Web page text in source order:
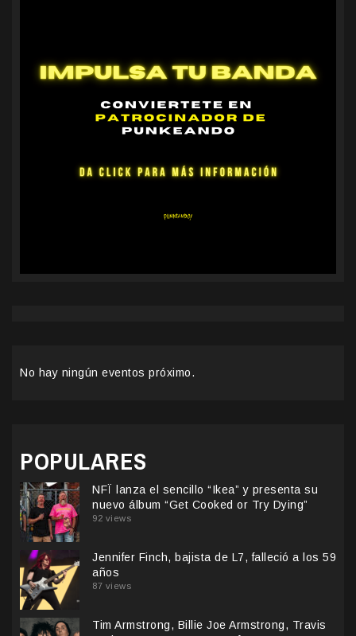
No hay ningún eventos próximo.
POPULARES
NFÏ lanza el sencillo “Ikea” y presenta su
nuevo álbum “Get Cooked or Try Dying”
92 views
Jennifer Finch, bajista de L7, falleció a los 59
años
87 views
Tim Armstrong, Billie Joe Armstrong, Travis